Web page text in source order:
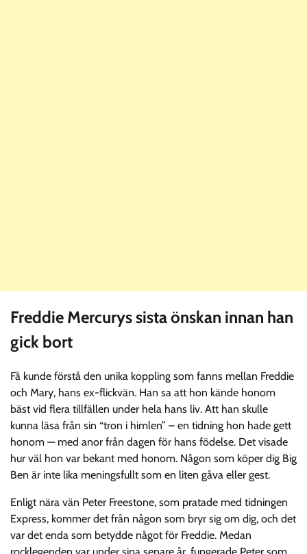
Freddie Mercurys sista önskan innan han
gick bort
Få kunde förstå den unika koppling som fanns mellan Freddie
och Mary, hans ex-flickvän. Han sa att hon kände honom
bäst vid flera tillfällen under hela hans liv. Att han skulle
kunna läsa från sin “tron i himlen” – en tidning hon hade gett
honom — med anor från dagen för hans födelse. Det visade
hur väl hon var bekant med honom. Någon som köper dig Big
Ben är inte lika meningsfullt som en liten gåva eller gest.
Enligt nära vän Peter Freestone, som pratade med tidningen
Express, kommer det från någon som bryr sig om dig, och det
var det enda som betydde något för Freddie. Medan